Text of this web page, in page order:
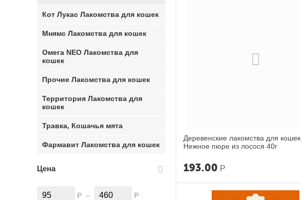
Деревенские лакомства для кошек
Нежное пюре из лосося 40г
193.00 Р
Кот Лукас Лакомства для кошек
Мнямс Лакомства для кошек
Омега NEO Лакомства для
кошек
Прочие Лакомства для кошек
Территория Лакомства для
кошек
Травка, Кошачья мята
Фармавит Лакомства для кошек
Цена
Р – Р